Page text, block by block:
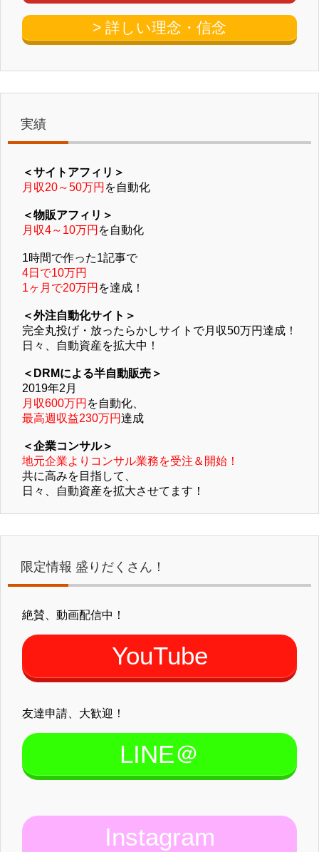
> 詳しい理念・信念
実績
＜サイトアフィリ＞
月収20～50万円 を自動化
＜物販アフィリ＞
月収4～10万円 を自動化
1時間で作った1記事で
4日で10万円
1ヶ月で20万円 を達成！
＜外注自動化サイト＞
完全丸投げ・放ったらかしサイトで月収50万円達成！
日々、自動資産を拡大中！
＜DRMによる半自動販売＞
2019年2月
月収600万円 を自動化、
最高週収益230万円達成
＜企業コンサル＞
地元企業よりコンサル業務を受注＆開始！
共に高みを目指して、
日々、自動資産を拡大させてます！
限定情報 盛りだくさん！
絶賛、動画配信中！
YouTube
友達申請、大歓迎！
LINE＠
Instagram